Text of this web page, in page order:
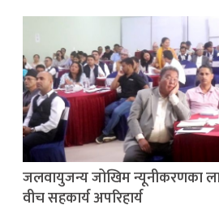
जलवायुजन्य जोखिम न्यूनीकरणका
वीच सहकार्य अपरिहार्य